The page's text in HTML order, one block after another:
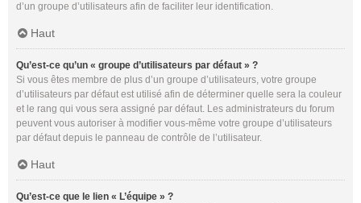
d’un groupe d’utilisateurs afin de faciliter leur identification.
Haut
Qu’est-ce qu’un « groupe d’utilisateurs par défaut » ?
Si vous êtes membre de plus d’un groupe d’utilisateurs, votre groupe
d’utilisateurs par défaut est utilisé afin de déterminer quelle sera la couleur
et le rang qui vous sera assigné par défaut. Les administrateurs du forum
peuvent vous autoriser à modifier vous-même votre groupe d’utilisateurs
par défaut depuis le panneau de contrôle de l’utilisateur.
Haut
Qu’est-ce que le lien « L’équipe » ?